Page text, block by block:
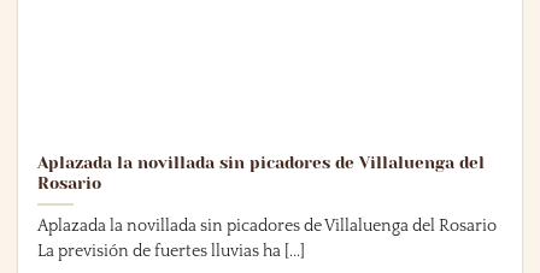
Aplazada la novillada sin picadores de Villaluenga del
Rosario
Aplazada la novillada sin picadores de Villaluenga del Rosario
La previsión de fuertes lluvias ha [...]